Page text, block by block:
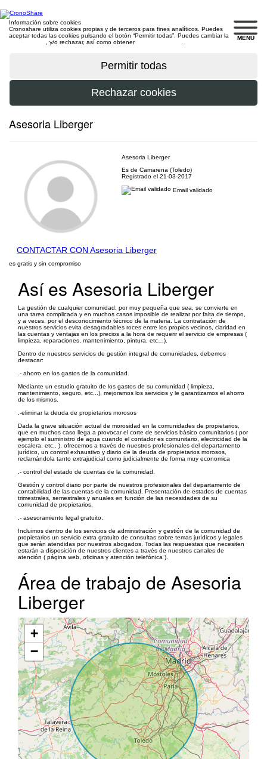
MENU
Información sobre cookies
Cronoshare utiliza cookies propias y de terceros para fines analíticos. Puedes
aceptar todas las cookies pulsando el botón “Permitir todas”. Puedes cambiar la
, y/o rechazar, así como obtener
Asesoria Liberger
Asesoria Liberger
Es de Camarena (Toledo)
Registrado el 21-03-2017
Email validado
CONTACTAR CON Asesoria Liberger
es gratis y sin compromiso
Así es Asesoria Liberger
La gestión de cualquier comunidad, por muy pequeña que sea, se convierte en
una tarea complicada y en muchos casos imposible de realizar por falta de tiempo,
y a veces, por el desconocimiento técnico de la materia. La contratación de
nuestros servicios evita desagradables roces entre los propios vecinos, claridad en
las cuentas y ventajas en los precios a la hora de requerir el servicio de empresas (
limpieza, reparaciones, mantenimiento, pintura, etc…).
Dentro de nuestros servicios de gestión integral de comunidades, debemos
destacar:
.- ahorro en los gastos de la comunidad.
Mediante un estudio gratuito de los gastos de su comunidad ( limpieza,
mantenimiento, seguro, etc...), mejoramos los servicios y le garantizamos el ahorro
de los mismos.
.-eliminar la deuda de propietarios morosos
Dada la grave situación actual de morosidad en la comunidades de propietarios,
que en muchos caso llega a provocar el corte de servicios básico comunitarios ( por
ejemplo el suministro de agua cuando el contador es comunitario, electricidad de la
escalera, etc.. ), ofrecemos a través de nuestros profesionales del departamento
jurídico, un control exhaustivo y diario de la deuda de propietarios morosos,
reclamándola tanto extrajudicial como judicialmente de forma muy economica
.- control del estado de cuentas de la comunidad.
Gestión y control diario por parte de nuestros profesionales del departamento de
contabilidad de las cuentas de la comunidad. Presentación de estados de cuentas
trimestrales, semestrales y anuales en función de las necesidades de su
comunidad de propietarios.
.- asesoramiento legal gratuito.
Incluimos dentro de los servicios de administración y gestión de la comunidad de
propietarios un servicio extra gratuito de consultas sobre temas jurídicos y legales
que serán atendidas por nuestros abogados. Todas las respuestas que necesiten
estarán a disposición de nuestros clientes a través de nuestros canales de
atención ( página web, oficinas y atención telefónica ).
Área de trabajo de Asesoria
Liberger
+
−